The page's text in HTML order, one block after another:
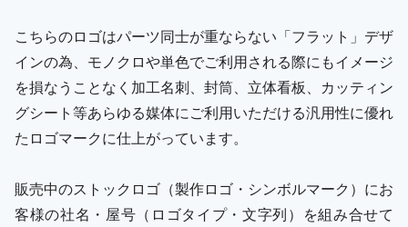
こちらのロゴはパーツ同士が重ならない「フラット」デザ
インの為、モノクロや単色でご利用される際にもイメージ
を損なうことなく加工名刺、封筒、立体看板、カッティン
グシート等あらゆる媒体にご利用いただける汎用性に優れ
たロゴマークに仕上がっています。
販売中のストックロゴ（製作ロゴ・シンボルマーク）にお
客様の社名・屋号（ロゴタイプ・文字列）を組み合せて